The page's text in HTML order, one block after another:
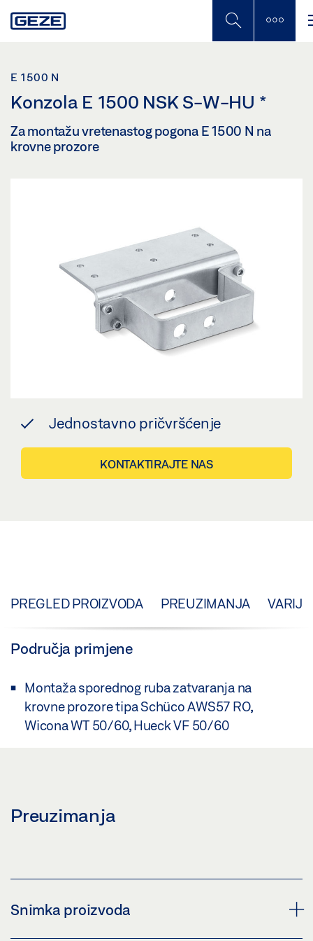
to
E 1500 N
Konzola E 1500 NSK S-W-HU *
Za montažu vretenastog pogona E 1500 N na
krovne prozore
Jednostavno pričvršćenje
KONTAKTIRAJTE NAS
PREGLED PROIZVODA PREUZIMANJA
Područja primjene
Montaža sporednog ruba zatvaranja na
krovne prozore tipa Schüco AWS57 RO,
Wicona WT 50/60, Hueck VF 50/60
Preuzimanja
Snimka proizvoda